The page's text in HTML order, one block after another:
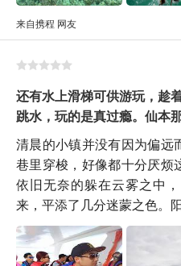
来自携程 网友
还有水上滑梯可供游玩，趁
跳水，玩的是真过瘾。仙本
清晨的小镇并没有因为偏远
巷里穿梭，好像都十分厌烦
依旧无奈的躲在云雾之中
来，平添了几分迷蒙之色。